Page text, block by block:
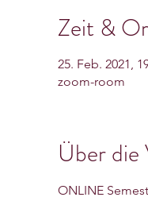
Zeit &
25. Feb. 2021,
zoom-room
Über die
ONLINE